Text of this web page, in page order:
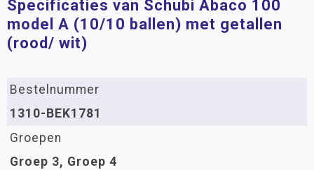
Specificaties van Schubi Abaco 100
model A (10/10 ballen) met getallen
(rood/ wit)
Bestelnummer
1310-BEK1781
Groepen
Groep 3, Groep 4